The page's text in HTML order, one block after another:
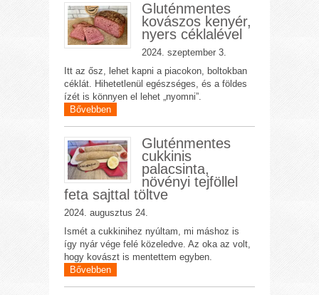
Gluténmentes
kovászos kenyér,
nyers céklalével
2024. szeptember 3.
Itt az ősz, lehet kapni a piacokon, boltokban
céklát. Hihetetlenül egészséges, és a földes
ízét is könnyen el lehet „nyomni”.
Bővebben
Gluténmentes
cukkinis
palacsinta,
növényi tejföllel
feta sajttal töltve
2024. augusztus 24.
Ismét a cukkinihez nyúltam, mi máshoz is
így nyár vége felé közeledve. Az oka az volt,
hogy kovászt is mentettem egyben.
Bővebben